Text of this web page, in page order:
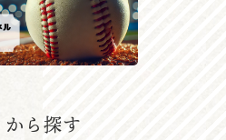
ら探す